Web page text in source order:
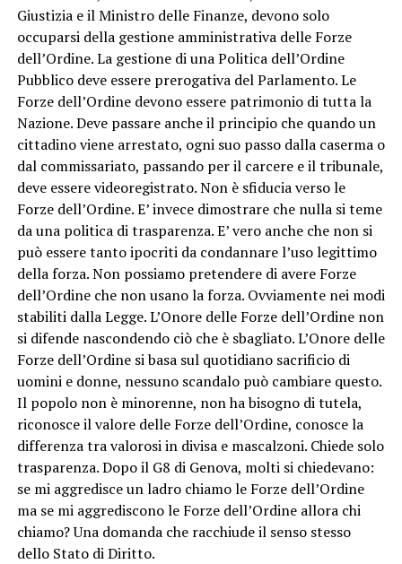
Giustizia e il Ministro delle Finanze, devono solo
occuparsi della gestione amministrativa delle Forze
dell’Ordine. La gestione di una Politica dell’Ordine
Pubblico deve essere prerogativa del Parlamento. Le
Forze dell’Ordine devono essere patrimonio di tutta la
Nazione. Deve passare anche il principio che quando un
cittadino viene arrestato, ogni suo passo dalla caserma o
dal commissariato, passando per il carcere e il tribunale,
deve essere videoregistrato. Non è sfiducia verso le
Forze dell’Ordine. E’ invece dimostrare che nulla si teme
da una politica di trasparenza. E’ vero anche che non si
può essere tanto ipocriti da condannare l’uso legittimo
della forza. Non possiamo pretendere di avere Forze
dell’Ordine che non usano la forza. Ovviamente nei modi
stabiliti dalla Legge. L’Onore delle Forze dell’Ordine non
si difende nascondendo ciò che è sbagliato. L’Onore delle
Forze dell’Ordine si basa sul quotidiano sacrificio di
uomini e donne, nessuno scandalo può cambiare questo.
Il popolo non è minorenne, non ha bisogno di tutela,
riconosce il valore delle Forze dell’Ordine, conosce la
differenza tra valorosi in divisa e mascalzoni. Chiede solo
trasparenza. Dopo il G8 di Genova, molti si chiedevano:
se mi aggredisce un ladro chiamo le Forze dell’Ordine
ma se mi aggrediscono le Forze dell’Ordine allora chi
chiamo? Una domanda che racchiude il senso stesso
dello Stato di Diritto.